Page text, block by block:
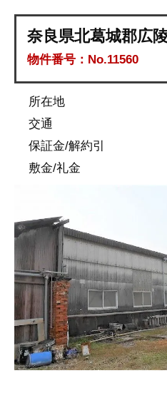
奈良県北葛城郡広
物件番号：No.11560
所在地
交通
保証金/解約引
敷金/礼金